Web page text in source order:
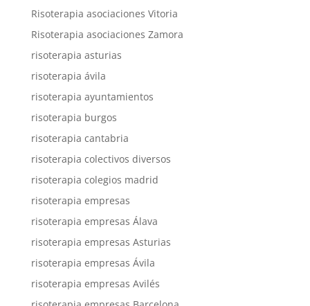
Risoterapia asociaciones Vitoria
Risoterapia asociaciones Zamora
risoterapia asturias
risoterapia ávila
risoterapia ayuntamientos
risoterapia burgos
risoterapia cantabria
risoterapia colectivos diversos
risoterapia colegios madrid
risoterapia empresas
risoterapia empresas Álava
risoterapia empresas Asturias
risoterapia empresas Ávila
risoterapia empresas Avilés